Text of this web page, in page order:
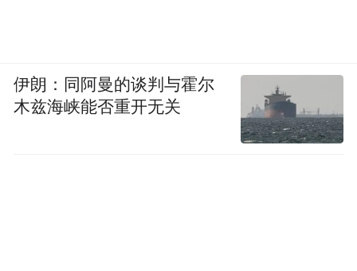
伊朗：同阿曼的谈判与霍尔
木兹海峡能否重开无关